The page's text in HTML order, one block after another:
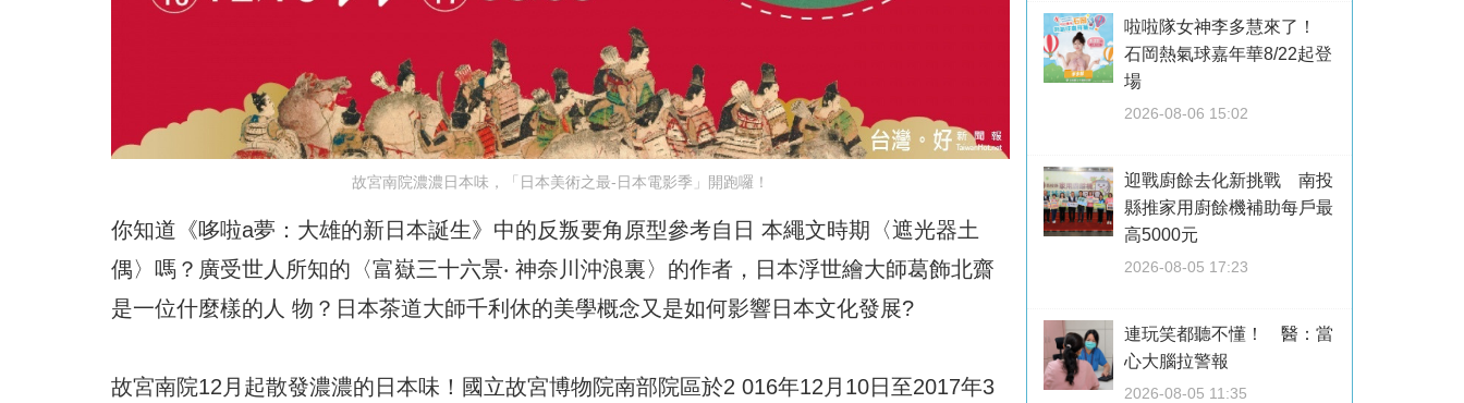
故宮南院濃濃日本味，「日本美術之最-日本電影季」開跑囉！
你知道《哆啦a夢：大雄的新日本誕生》中的反叛要角原型參考自日 本繩文時期〈遮光器土
偶〉嗎？廣受世人所知的〈富嶽三十六景‧ 神奈川沖浪裏〉的作者，日本浮世繪大師葛飾北齋
是一位什麼樣的人 物？日本茶道大師千利休的美學概念又是如何影響日本文化發展?
故宮南院12月起散發濃濃的日本味！國立故宮博物院南部院區於2 016年12月10日至2017年3
啦啦隊女神李多慧來了！
石岡熱氣球嘉年華8/22起登
場
2026-08-06 15:02
迎戰廚餘去化新挑戰 南投
縣推家用廚餘機補助每戶最
高5000元
2026-08-05 17:23
連玩笑都聽不懂！ 醫：當
心大腦拉警報
2026-08-05 11:35